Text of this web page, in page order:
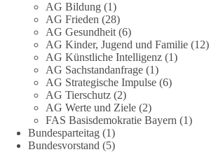
Eine demokratische Gesellschaft lebt nicht
Fragen zu vermeiden. Sie lebt davon, Fragen
und transparent zu beantworten.
dieBasis fordert deshalb weiterhin eine
vollständige und transparente Aufarbeitung der
Ohne Denkverbote, ohne Vorverurteilungen
Quellen:https://apnews.com/article/fauci-
rand-paul-6b25da9f75a0becbaf2886ab22643e67
AG Bildung (1)
AG Frieden (28)
AG Gesundheit (6)
AG Kinder, Jugend und Familie (12)
AG Künstliche Intelligenz (1)
AG Sachstandanfrage (1)
AG Strategische Impulse (6)
AG Tierschutz (2)
AG Werte und Ziele (2)
FAS Basisdemokratie Bayern (1)
Bundesparteitag (1)
Bundesvorstand (5)